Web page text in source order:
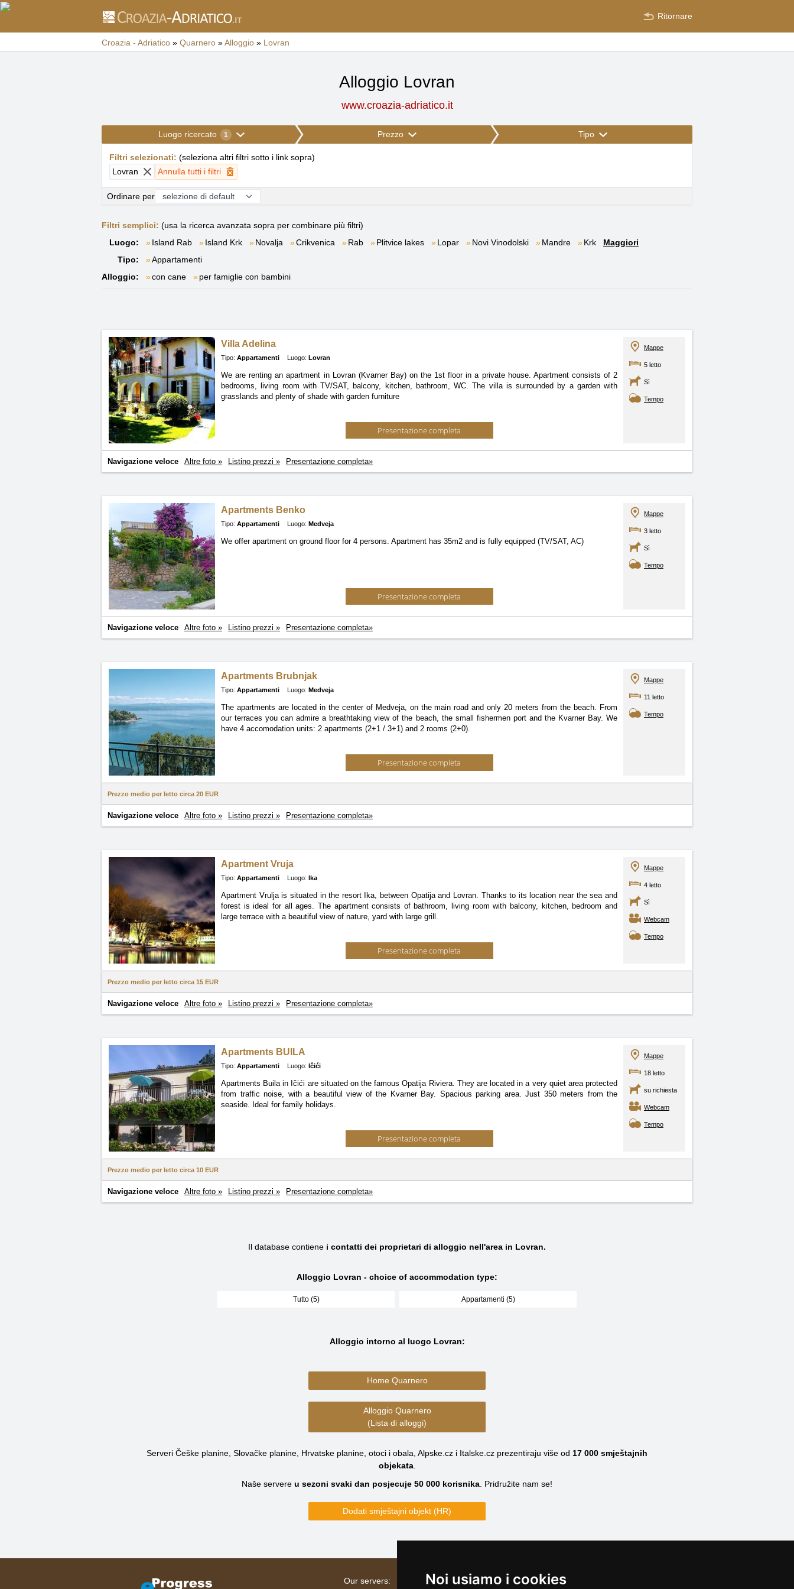
Noi usiamo i cookies
Ritornare
Croazia - Adriatico » Quarnero »Alloggio » Lovran
Alloggio Lovran
www.croazia-adriatico.it
Luogo ricercato 1 Prezzo Tipo
Filtri selezionati: (seleziona altri filtri sotto i link sopra)
Lovran
Annulla tutti i filtri
Ordinare per
Filtri semplici: (usa la ricerca avanzata sopra per combinare più filtri)
Luogo:
Island Rab Island Krk Novalja Crikvenica Rab Plitvice lakes Lopar Novi Vinodolski Mandre Krk
Maggiori
Tipo:
Appartamenti
Alloggio:
con cane per famiglie con bambini
Villa Adelina
Tipo: Appartamenti Luogo: Lovran
We are renting an apartment in Lovran (Kvarner Bay) on the 1st floor in a private house. Apartment consists of 2
bedrooms, living room with TV/SAT, balcony, kitchen, bathroom, WC. The villa is surrounded by a garden with
grasslands and plenty of shade with garden furniture
Presentazione completa
Mappe
5 letto
Sì
Tempo
Navigazione veloce Altre foto » Listino prezzi » Presentazione completa»
Apartments Benko
Tipo: Appartamenti Luogo: Medveja
We offer apartment on ground floor for 4 persons. Apartment has 35m2 and is fully equipped (TV/SAT, AC)
Presentazione completa
Mappe
3 letto
Sì
Tempo
Navigazione veloce Altre foto » Listino prezzi » Presentazione completa»
Apartments Brubnjak
Tipo: Appartamenti Luogo: Medveja
The apartments are located in the center of Medveja, on the main road and only 20 meters from the beach. From
ourterraces you can admire a breathtaking view of the beach, the small fishermen port and the Kvarner Bay. We
have 4 accomodation units: 2 apartments (2+1 / 3+1) and 2 rooms (2+0).
Presentazione completa
Mappe
11 letto
Tempo
Prezzo medio per letto circa 20 EUR
Navigazione veloce Altre foto » Listino prezzi » Presentazione completa»
Apartment Vruja
Tipo: Appartamenti Luogo: Ika
Apartment Vrulja is situated in the resort Ika, between Opatija and Lovran. Thanks to its location near the sea and
forest is ideal for all ages. The apartment consists of bathroom, living room with balcony, kitchen, bedroom and
large terrace with a beautiful view of nature, yard with large grill.
Presentazione completa
Mappe
4 letto
Sì
Webcam
Tempo
Prezzo medio per letto circa 15 EUR
Navigazione veloce Altre foto » Listino prezzi » Presentazione completa»
Apartments BUILA
Tipo: Appartamenti Luogo: Ičići
Apartments Buila in Ičići are situated on the famous Opatija Riviera. They are located in a very quiet area protected
from traffic noise, with a beautiful view of the Kvarner Bay. Spacious parking area. Just 350 meters from the
seaside. Ideal for family holidays.
Presentazione completa
Mappe
18 letto
su richiesta
Webcam
Tempo
Prezzo medio per letto circa 10 EUR
Navigazione veloce Altre foto » Listino prezzi » Presentazione completa»
Il database contiene i contatti dei proprietari di alloggio nell'area in Lovran.
Alloggio Lovran - choice of accommodation type:
Tutto (5) Appartamenti (5)
Alloggio intorno al luogo Lovran:
Home Quarnero
Alloggio Quarnero
(Lista di alloggi)
Serveri Češke planine, Slovačke planine, Hrvatske planine, otoci i obala, Alpske.cz i Italske.cz prezentiraju više od 17 000 smještajnih
objekata.
Naše servere u sezoni svaki dan posjecuje 50 000 korisnika Pridružite nam se!
Dodati smještajni objekt (HR)
Our servers: Catalogo alloggi